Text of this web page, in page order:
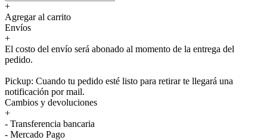
+
Agregar al carrito
Envíos
+
El costo del envío será abonado al momento de la entrega del
pedido.
Pickup: Cuando tu pedido esté listo para retirar te llegará una
notificación por mail.
Cambios y devoluciones
+
- Transferencia bancaria
- Mercado Pago